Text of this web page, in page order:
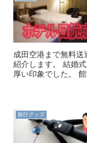
成田空港まで無料
紹介します。 結婚
厚い印象でした。
（夏季営業）もあ
旅行グッズ